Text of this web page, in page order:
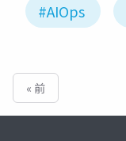
#AIOps
« 前